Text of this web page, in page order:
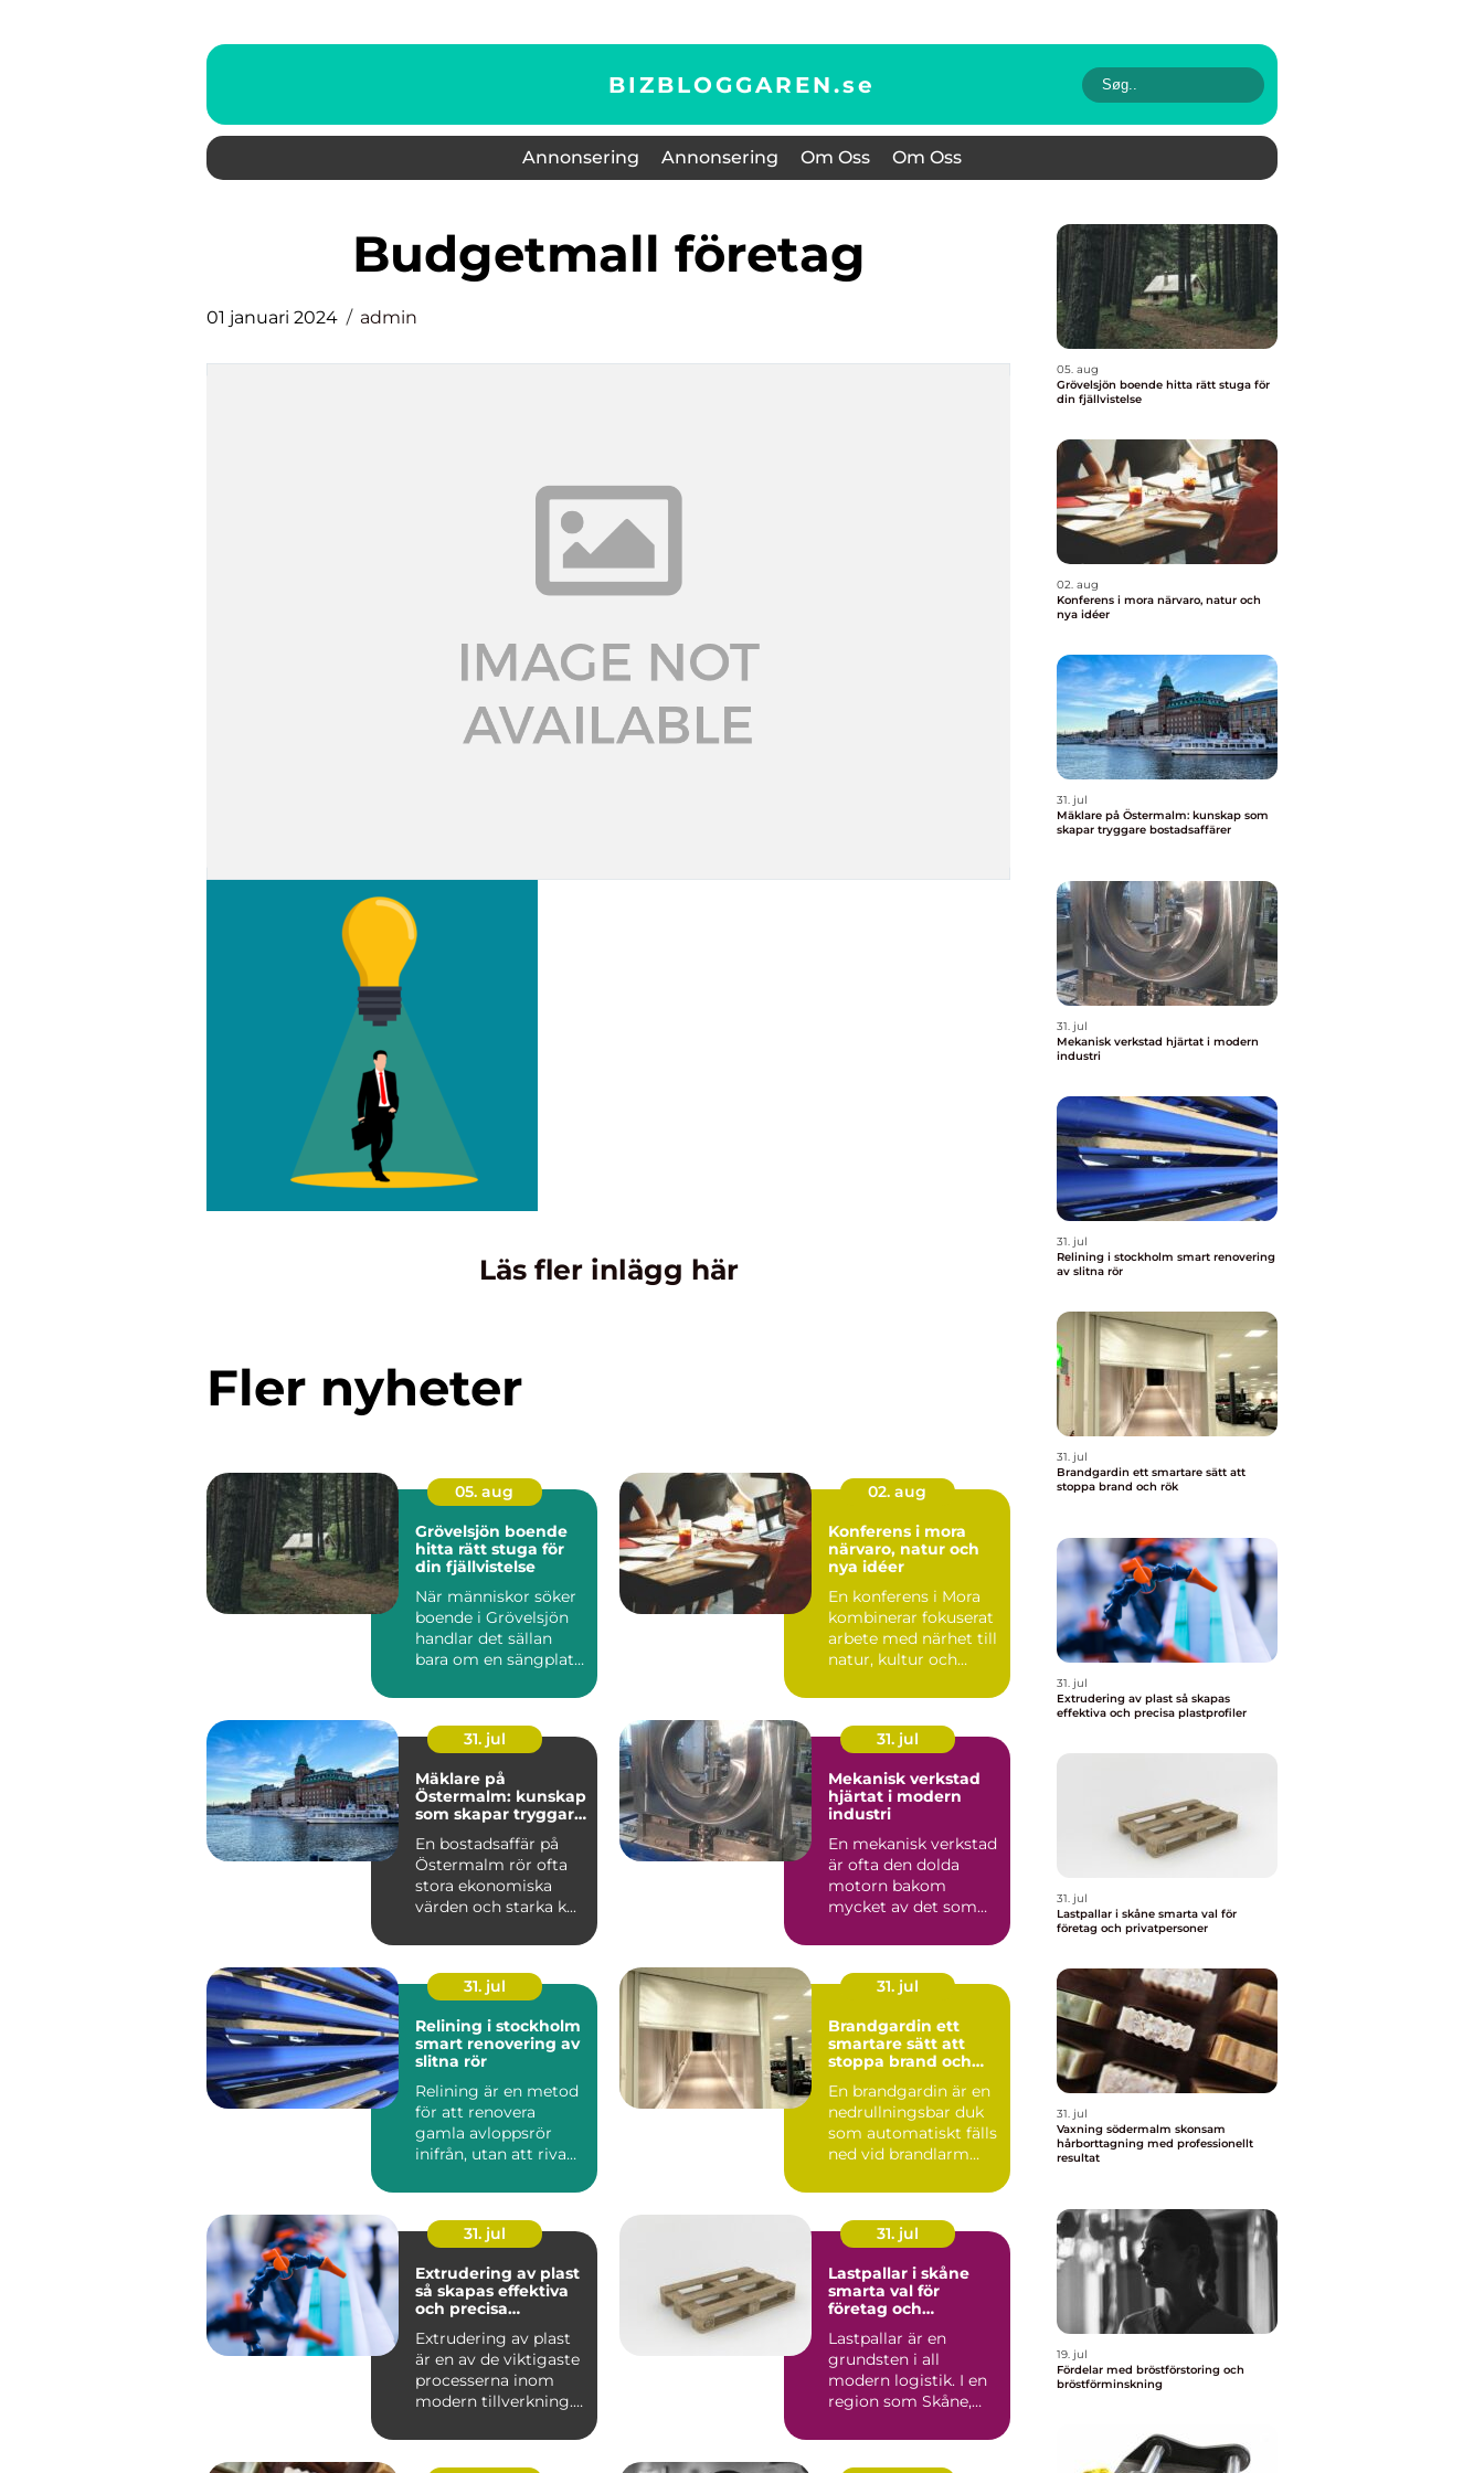
BIZBLOGGAREN.se
Annonsering Annonsering Om Oss Om Oss
budgetmall företag
01 januari 2024 admin
Läs fler inlägg här
Fler nyheter
05. aug
Grövelsjön boende
hitta rätt stuga för
din fjällvistelse
När människor söker
boende i Grövelsjön
handlar det sällan
bara om en sängplats.
02. aug
Konferens i mora
närvaro, natur och
nya idéer
En konferens i Mora
kombinerar fokuserat
arbete med närhet till
natur, kultur och
31. jul
Mäklare på
Östermalm: kunskap
som skapar tryggare
En bostadsaffär på
Östermalm rör ofta
stora ekonomiska
värden och starka k...
31. jul
Mekanisk verkstad
hjärtat i modern
industri
En mekanisk verkstad
är ofta den dolda
motorn bakom
mycket av det som
Maskiner ...
31. jul
Relining i stockholm
smart renovering av
slitna rör
Relining är en metod
för att renovera
gamla avloppsrör
inifrån, utan att riva
stä...
31. jul
Brandgardin ett
smartare sätt att
stoppa brand och
En brandgardin är en
nedrullningsbar duk
som automatiskt fälls
ned vid brandlarm
31. jul
Extrudering av plast
så skapas effektiva
och precisa
Extrudering av plast
är en av de viktigaste
processerna inom
modern tillverkning.
31. jul
Lastpallar i skåne
smarta val för
företag och
Lastpallar är en
grundsten i all
modern logistik. I en
region som Skåne,
industri...
05. aug
Grövelsjön boende hitta rätt stuga för
din fjällvistelse
02. aug
Konferens i mora närvaro, natur och
nya idéer
31. jul
Mäklare på Östermalm: kunskap som
skapar tryggare bostadsaffärer
31. jul
Mekanisk verkstad hjärtat i modern
industri
31. jul
Relining i stockholm smart renovering
av slitna rör
31. jul
Brandgardin ett smartare sätt att
stoppa brand och rök
31. jul
Extrudering av plast så skapas
effektiva och precisa plastprofiler
31. jul
Lastpallar i skåne smarta val för
företag och privatpersoner
31. jul
Vaxning södermalm skonsam
hårborttagning med professionellt
resultat
19. jul
Fördelar med bröstförstoring och
bröstförminskning